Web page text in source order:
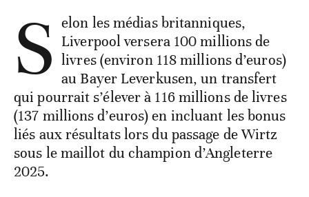
S elon les médias britanniques,
Liverpool versera 100 millions de
livres (environ 118 millions d’euros)
au Bayer Leverkusen, un transfert
qui pourrait s’élever à 116 millions de livres
(137 millions d’euros) en incluant les bonus
liés aux résultats lors du passage de Wirtz
sous le maillot du champion d’Angleterre
2025.